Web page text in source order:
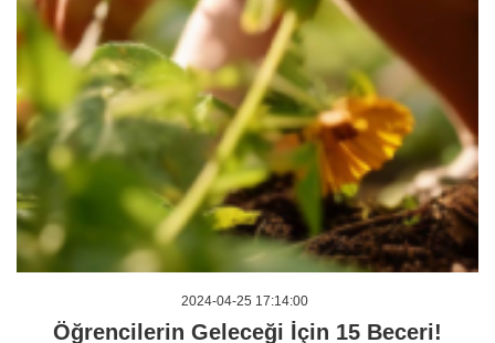
2024-04-25 17:14:00
Öğrencilerin Geleceği İçin 15 Beceri!